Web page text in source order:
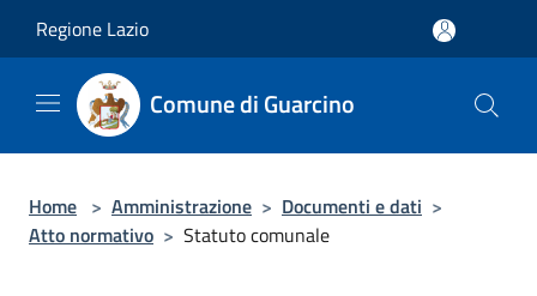
Regione Lazio
Comune di Guarcino
Home > Amministrazione > Documenti e dati >
Atto normativo > Statuto comunale